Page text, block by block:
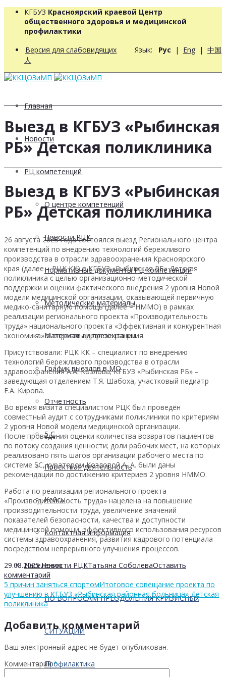
КГБУЗ Красноярский краевой Центр
общественного здоровья и медицинской
профилактики
Версия для слабовидящих Язык: Рус | Eng | 中国
人
Главная
Новости
РЦ компетенций
О центре компетенций
Новости РЦК
Нормативные документы РЦ компетенций
Методические материалы
Материалы и презентации
График выездов в МО
Отчетность
5 С
Проектная деятельность
Кейсы
Контактная информация
Населению
ПО ВОПРОСАМ ПРЕОДОЛЕНИЯ КРИЗИСНЫХ
СИТУАЦИЙ
Профилактика
Выезд в КГБУЗ «Рыбинская
РБ» Детская поликлиника
Выезд в КГБУЗ «Рыбинская
РБ» Детская поликлиника
26 августа 2025 года состоялся выезд Регионального центра
компетенций по внедрению технологий бережливого
производства в отрасли здравоохранения Красноярского
края (далее – РЦК КК) в КГБУЗ «Рыбинская РБ» Детская
поликлиника с целью организационно-методической
поддержки и оценки фактического внедрения 2 уровня Новой
модели медицинской организации, оказывающей первичную
медико-санитарную помощь (далее – НММО) в рамках
реализации регионального проекта «Производительность
труда» национального проекта «Эффективная и конкурентная
экономика» в отрасли здравоохранения.
Присутствовали: РЦК КК – специалист по внедрению
технологий бережливого производства в отрасли
здравоохранения А.А. Козлова; КГБУЗ «Рыбинская РБ» –
заведующая отделением Т.Я. Шабоха, участковый педиатр
Е.А. Кирова.
Во время визита специалистом РЦК был проведён
совместный аудит с сотрудниками поликлиники по критериям
2 уровня Новой модели медицинской организации.
После проведения оценки количества возвратов пациентов
по потоку создания ценности; доли рабочих мест, на которых
реализовано пять шагов организации рабочего места по
системе 5С, куратором Козловой А. А. были даны
рекомендации по достижению критериев 2 уровня НММО.
Работа по реализации регионального проекта
«Производительность труда» нацелена на повышение
производительности труда, увеличение значений
показателей безопасности, качества и доступности
медицинской помощи, эффективного использования ресурсов
системы здравоохранения, развития кадрового потенциала
посредством непрерывного улучшения процессов.
29.08.2025 Новости РЦКТатьяна СоболеваОставить
комментарий
5 причин заняться спортомИтоговое совещание проекта по
улучшению в КГБУЗ «Рыбинская районная больница» Детская
поликлиника
Добавить комментарий
Ваш электронный адрес не будет опубликован.
Комментарий*